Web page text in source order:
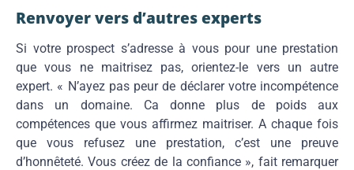
Renvoyer vers d’autres experts
Si votre prospect s’adresse à vous pour une prestation
que vous ne maitrisez pas, orientez-le vers un autre
expert. « N’ayez pas peur de déclarer votre incompétence
dans un domaine. Ca donne plus de poids aux
compétences que vous affirmez maitriser. A chaque fois
que vous refusez une prestation, c’est une preuve
d’honnêteté. Vous créez de la confiance », fait remarquer